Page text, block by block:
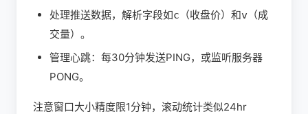
处理推送数据，解析字段如c （收盘价）和v （成
交量）。
管理心跳：每30分钟发送PING，或监听服务器
PONG。
注意窗口大小精度限1分钟，滚动统计类似24hr